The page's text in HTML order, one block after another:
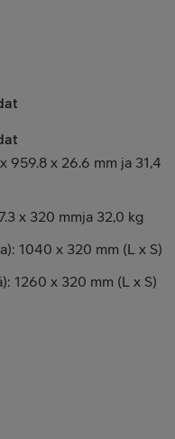
959.8 x 26.6 mm ja 31,4
x 320 mmja 32,0 kg
1040 x 320 mm (L x S)
1260 x 320 mm (L x S)